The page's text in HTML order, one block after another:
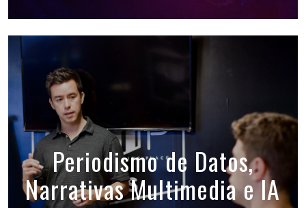
Periodismo de Datos,
Narrativas Multimedia e IA